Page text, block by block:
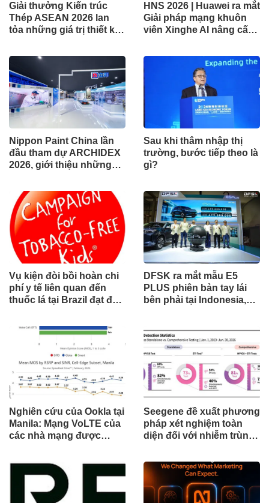
Giải thưởng Kiến trúc
Thép ASEAN 2026 lan
tỏa những giá trị thiết kế
vực
HNS 2026 | Huawei ra mắt
Giải pháp mạng khuôn
viên Xinghe AI nâng cấp
Nippon Paint China lần
đầu tham dự ARCHIDEX
2026, giới thiệu những
công nghiệp
Sau khi thâm nhập thị
trường, bước tiếp theo là
gì?
Vụ kiện đòi bồi hoàn chi
phí y tế liên quan đến
thuốc lá tại Brazil đạt đến
tòa án chuẩn bị ra phán
DFSK ra mắt mẫu E5
PLUS phiên bản tay lái
bên phải tại Indonesia,
toàn cầu
Nghiên cứu của Ookla tại
Manila: Mạng VoLTE của
các nhà mạng được
về chất lượng và độ tin
cậy của cuộc gọi thoại
Seegene đề xuất phương
pháp xét nghiệm toàn
diện đối với nhiễm trùng
qua Nghiên cứu lâm
sàng một triệu ca toàn
cầu (GMCS)